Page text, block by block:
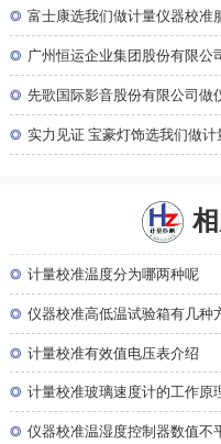
◎ 富士康选我们做计量仪器校准
◎ 广州恒运企业集团股份有限公
◎ 先歌国际影音股份有限公司做
◎ 实力见证 宝豪灯饰选我们做计
◎ 计量校准温度分为哪两种呢
◎ 仪器校准高低温试验箱有几种
◎ 计量校准有效值电压表介绍
◎ 计量校准玻璃速度计的工作原
◎ 仪器校准温湿度控制器数值不